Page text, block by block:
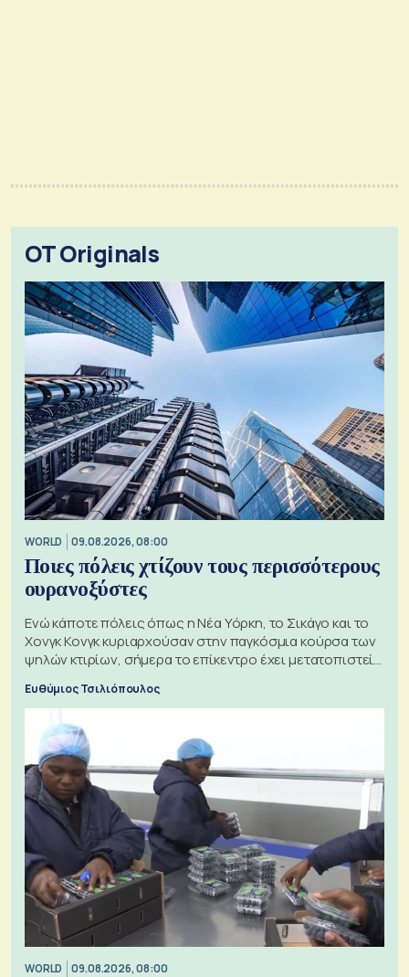
OT Originals
WORLD 09.08.2026, 08:00
Ποιες πόλεις χτίζουν τους περισσότερους
ουρανοξύστες
Ενώ κάποτε πόλεις όπως η Νέα Υόρκη, το Σικάγο και το
Χονγκ Κονγκ κυριαρχούσαν στην παγκόσμια κούρσα των
ψηλών κτιρίων, σήμερα το επίκεντρο έχει μετατοπιστεί
Ευθύμιος Τσιλιόπουλος
WORLD 09.08.2026, 08:00